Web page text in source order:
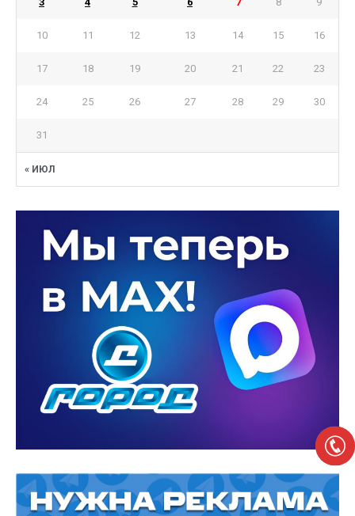
« ИЮЛ
10 11 12 13 14 15 16
17 18 19 20 21 22 23
24 25 26 27 28 29 30
31